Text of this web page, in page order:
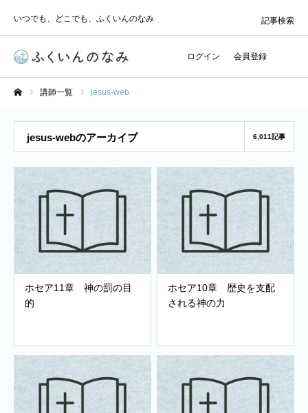
いつでも、どこでも、ふくいんのなみ
ログイン 会員登録
記事検索
講師一覧 jesus-web
jesus-webのアーカイブ 6,011記事
ホセア11章 神の罰の目
的
ホセア10章 歴史を支配
される神の力